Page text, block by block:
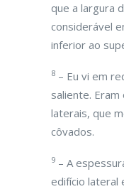
que a largura
considerável
inferior ao
8 – Eu vi em
saliente.
laterais, que
côvados.
9 – A
edifício lateral